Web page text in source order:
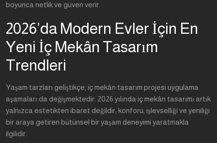
boyunca netlik ve güven verir.
2026’da Modern Evler İçin En
Yeni İç Mekân Tasarım
Trendleri
Yaşam tarzları geliştikçe, iç mekân tasarım projesi uygulama
aşamaları da değişmektedir. 2026 yılında iç mekân tasarımı artık
yalnızca estetikten ibaret değildir; konforu, işlevselliği ve yeniliği
bir araya getiren bütünsel bir yaşam deneyimi yaratmakla
ilgilidir.